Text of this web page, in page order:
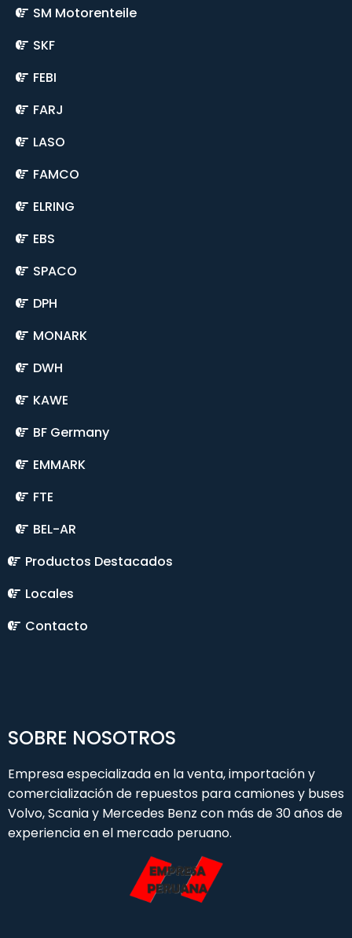
SM Motorenteile
SKF
FEBI
FARJ
LASO
FAMCO
ELRING
EBS
SPACO
DPH
MONARK
DWH
KAWE
BF Germany
EMMARK
FTE
BEL-AR
Productos Destacados
Locales
Contacto
SOBRE NOSOTROS
Empresa especializada en la venta, importación y
comercialización de repuestos para camiones y buses
Volvo, Scania y Mercedes Benz con más de 30 años de
experiencia en el mercado peruano.